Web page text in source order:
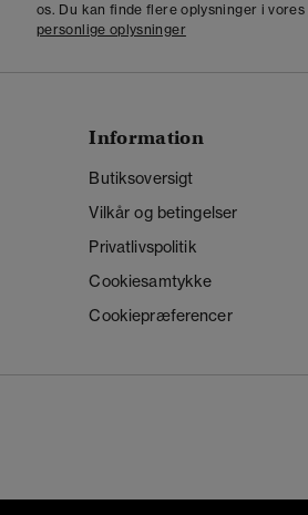
os. Du kan finde flere oplysninger i vores
personlige oplysninger
Information
Butiksoversigt
Vilkår og betingelser
Privatlivspolitik
Cookiesamtykke
Cookiepræferencer